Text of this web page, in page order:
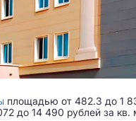
площадью от 482.3 до 1
до 14 490 рублей за